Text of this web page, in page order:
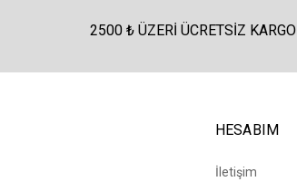
2500 ₺ ÜZERI ÜCRETSIZ KARGO
HESABIM
İletişim